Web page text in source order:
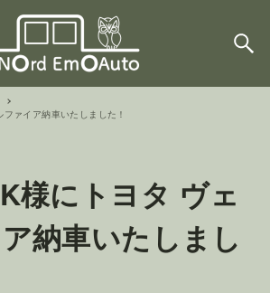
ァイア納車いたしました！
様にトヨタ ヴェ
納車いたしまし